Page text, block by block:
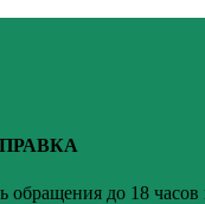
обращения до 18 часов